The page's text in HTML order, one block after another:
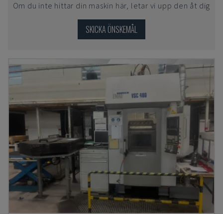
Om du inte hittar din maskin här, letar vi upp den åt dig
SKICKA ÖNSKEMÅL